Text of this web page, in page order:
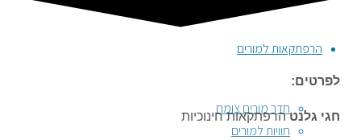
הרפתקאות למורים
חדר מורים צומח
חוויות למורים
לפרטים‭:‬
חגי‭ ‬גלנט‭ ‬ הרפתקאות‭ ‬חינוכיות